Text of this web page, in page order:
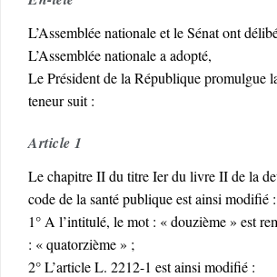
L’Assemblée nationale et le Sénat ont
L’Assemblée nationale a adopté,
Le Président de la République promulgue
teneur suit :
Article 1
Le chapitre II du titre Ier du livre II de la
code de la santé publique est ainsi modifié :
1° A l’intitulé, le mot : « douzième » est
: « quatorzième » ;
2° L’article L. 2212-1 est ainsi modifié :